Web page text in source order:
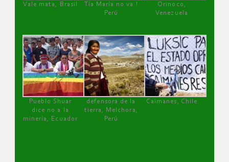
Vale mata, Brasil
Tía María no va !
Perú
Orinoco,
Venezuela
Pueblo Shuar
dice no a la
minería, Ecuador
defensora de la
tierra, Melchora,
Perú
Caimanes, Chile